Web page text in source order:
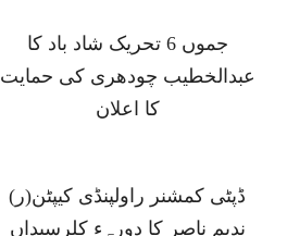
جموں 6 تحریک شاد باد کا
عبدالخطیب چودھری کی حمایت
کا اعلان
ڈپٹی کمشنر راولپنڈی کیپٹن(ر)
ندیم ناصر کا دورہء کلرسیداں